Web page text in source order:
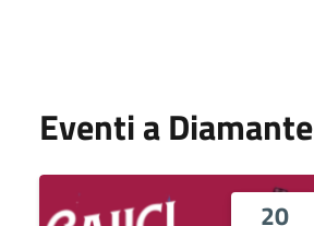
Eventi a Diamante
20